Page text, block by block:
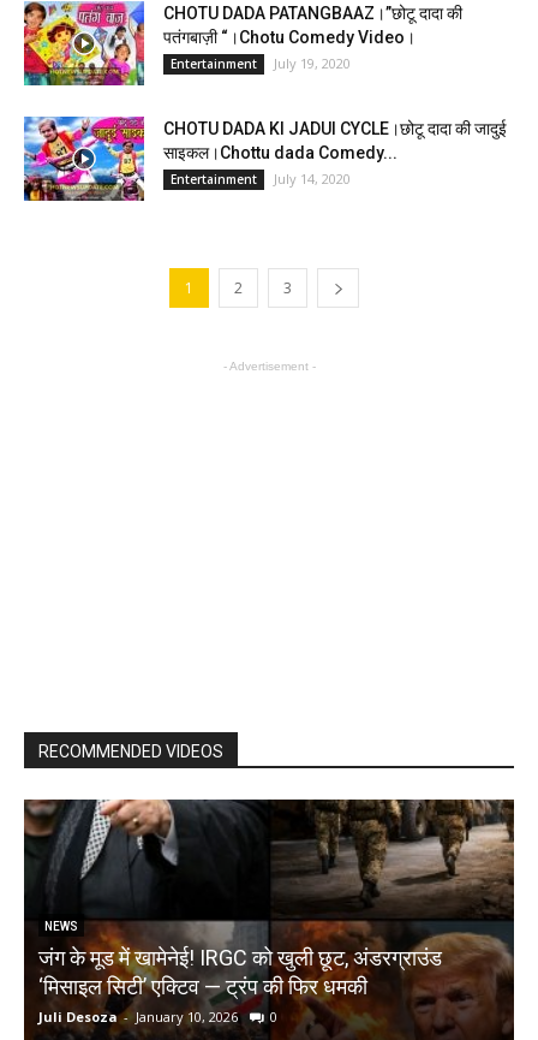
CHOTU DADA PATANGBAAZ।”छोटू दादा की
पतंगबाज़ी “।Chotu Comedy Video।
Entertainment July 19, 2020
CHOTU DADA KI JADUI CYCLE।छोटू दादा की जादुई
साइकल।Chottu dada Comedy...
Entertainment July 14, 2020
1 2 3
- Advertisement -
RECOMMENDED VIDEOS
NEWS
जंग के मूड में खामेनेई! IRGC को खुली छूट, अंडरग्राउंड
‘मिसाइल सिटी’ एक्टिव — ट्रंप की फिर धमकी
Juli Desoza - January 10, 2026 0